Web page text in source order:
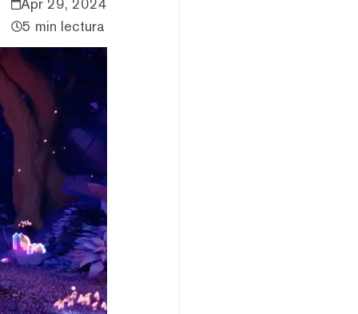
Apr 29, 2024
5 min lectura